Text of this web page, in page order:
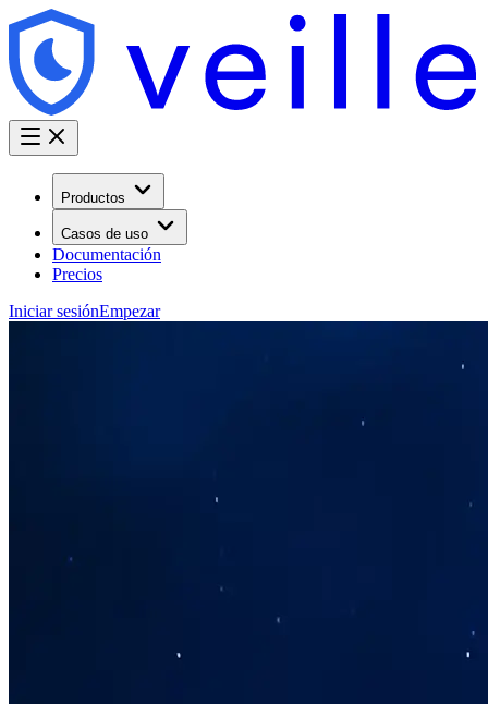
Productos
Casos de uso
Documentación
Precios
Iniciar sesiónEmpezar